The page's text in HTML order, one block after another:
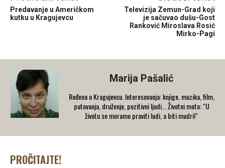
Predavanje u Američkom
kutku u Kragujevcu
Televizija Zemun-Grad koji
je sačuvao dušu-Gost
Ranković Miroslava Rosić
Mirko-Pagi
Marija Pašalić
​Rođena u Kragujevcu. Interesovanja: knjige, muzika, film,
putovanja, druženje, pozitivni ljudi... Životni moto: "U
životu se moramo praviti ludi, a biti mudri!"
PROČITAJTE!